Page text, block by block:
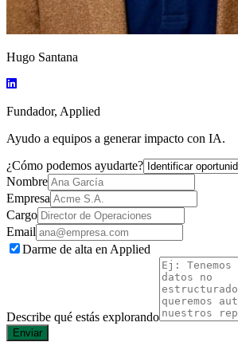
Hugo Santana
Fundador, Applied
Ayudo a equipos a generar impacto con IA.
¿Cómo podemos ayudarte?
Nombre
Empresa
Cargo
Email
Darme de alta en Applied
Describe qué estás explorando
Enviar